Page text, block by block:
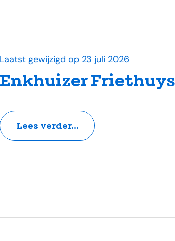
Enkhuizer Friethuys
Laatst gewijzigd op 23 juli 2026
Lees verder...